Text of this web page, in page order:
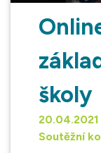
školy
20.04.2021
Soutěžní